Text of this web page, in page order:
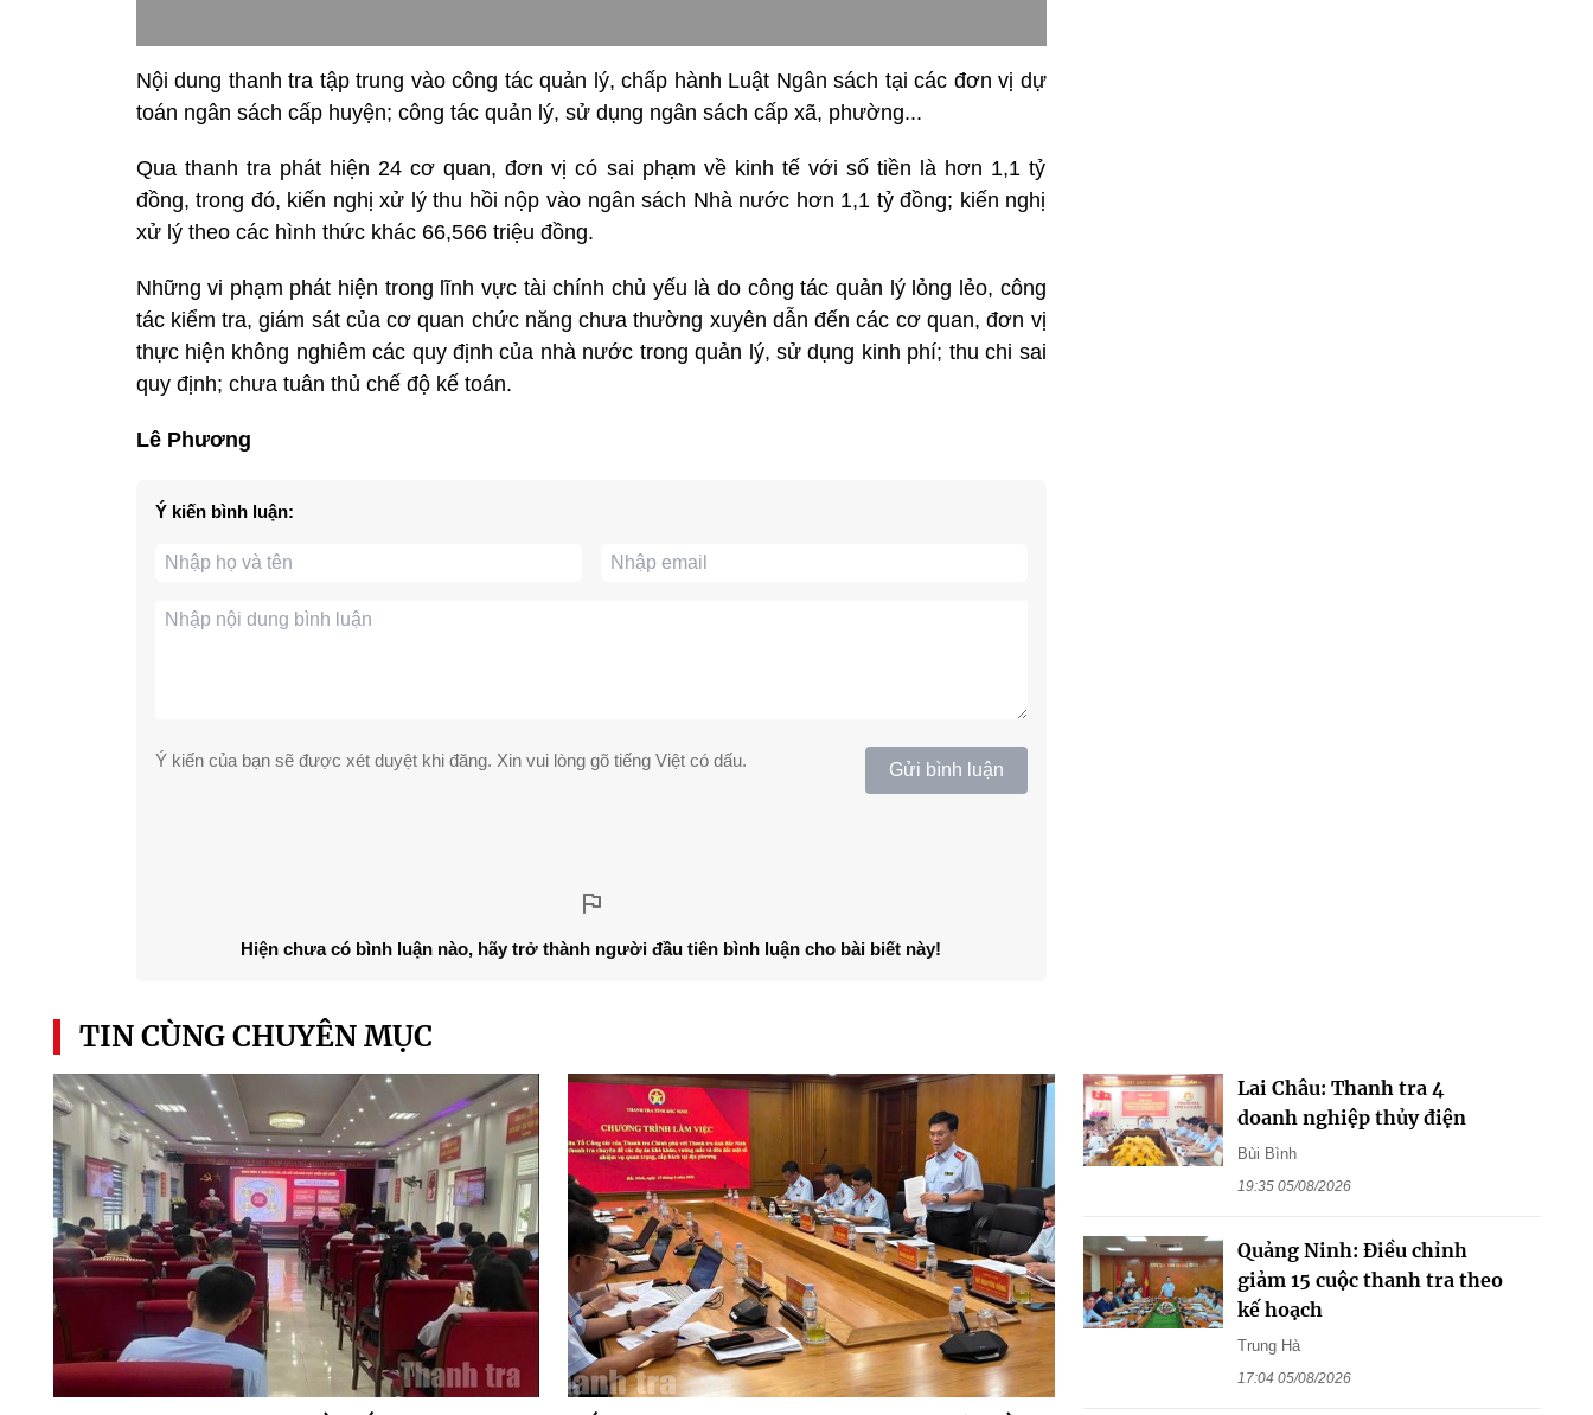
Nội dung thanh tra tập trung vào công tác quản lý, chấp hành Luật Ngân sách tại các đơn vị dự
toán ngân sách cấp huyện; công tác quản lý, sử dụng ngân sách cấp xã, phường...
Qua thanh tra phát hiện 24 cơ quan, đơn vị có sai phạm về kinh tế với số tiền là hơn 1,1 tỷ
đồng, trong đó, kiến nghị xử lý thu hồi nộp vào ngân sách Nhà nước hơn 1,1 tỷ đồng; kiến nghị
xử lý theo các hình thức khác 66,566 triệu đồng.
Những vi phạm phát hiện trong lĩnh vực tài chính chủ yếu là do công tác quản lý lỏng lẻo, công
tác kiểm tra, giám sát của cơ quan chức năng chưa thường xuyên dẫn đến các cơ quan, đơn vị
thực hiện không nghiêm các quy định của nhà nước trong quản lý, sử dụng kinh phí; thu chi sai
quy định; chưa tuân thủ chế độ kế toán.
Lê Phương
Ý kiến bình luận:
Ý kiến của bạn sẽ được xét duyệt khi đăng. Xin vui lòng gõ tiếng Việt có dấu. Gửi bình luận
Hiện chưa có bình luận nào, hãy trở thành người đầu tiên bình luận cho bài biết này!
TIN CÙNG CHUYÊN MỤC
Lai Châu: Thanh tra 4
doanh nghiệp thủy điện
Bùi Bình
19:35 05/08/2026
Quảng Ninh: Điều chỉnh
giảm 15 cuộc thanh tra theo
kế hoạch
Trung Hà
17:04 05/08/2026